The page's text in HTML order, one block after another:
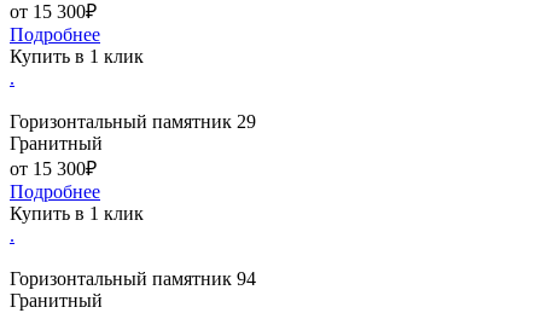
от 15 300₽
Подробнее
Купить в 1 клик
.
Горизонтальный памятник 29
Гранитный
от 15 300₽
Подробнее
Купить в 1 клик
.
Горизонтальный памятник 94
Гранитный